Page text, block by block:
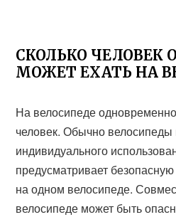
СКОЛЬКО ЧЕЛОВЕК
МОЖЕТ ЕХАТЬ НА
На велосипеде
человек. Обычно
индивидуального
предусматривает
на одном велосипеде.
велосипеде может быть